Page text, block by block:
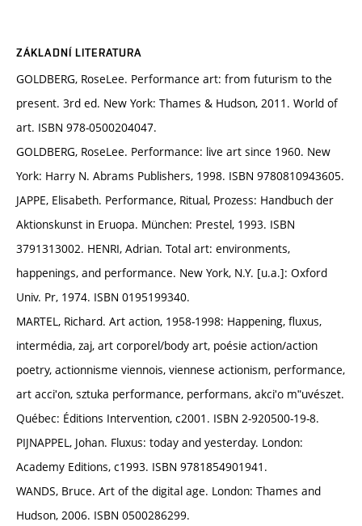
ZÁKLADNÍ LITERATURA
GOLDBERG, RoseLee. Performance art: from futurism to the
present. 3rd ed. New York: Thames & Hudson, 2011. World of
art. ISBN 978-0500204047.
GOLDBERG, RoseLee. Performance: live art since 1960. New
York: Harry N. Abrams Publishers, 1998. ISBN 9780810943605.
JAPPE, Elisabeth. Performance, Ritual, Prozess: Handbuch der
Aktionskunst in Eruopa. München: Prestel, 1993. ISBN
3791313002. HENRI, Adrian. Total art: environments,
happenings, and performance. New York, N.Y. [u.a.]: Oxford
Univ. Pr, 1974. ISBN 0195199340.
MARTEL, Richard. Art action, 1958-1998: Happening, fluxus,
intermédia, zaj, art corporel/body art, poésie action/action
poetry, actionnisme viennois, viennese actionism, performance,
art acciʹon, sztuka performance, performans, akciʹo mʺuvészet.
Québec: Éditions Intervention, c2001. ISBN 2-920500-19-8.
PIJNAPPEL, Johan. Fluxus: today and yesterday. London:
Academy Editions, c1993. ISBN 9781854901941.
WANDS, Bruce. Art of the digital age. London: Thames and
Hudson, 2006. ISBN 0500286299.